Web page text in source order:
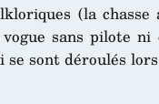
(la chasse
sans pilote
se sont déroulés